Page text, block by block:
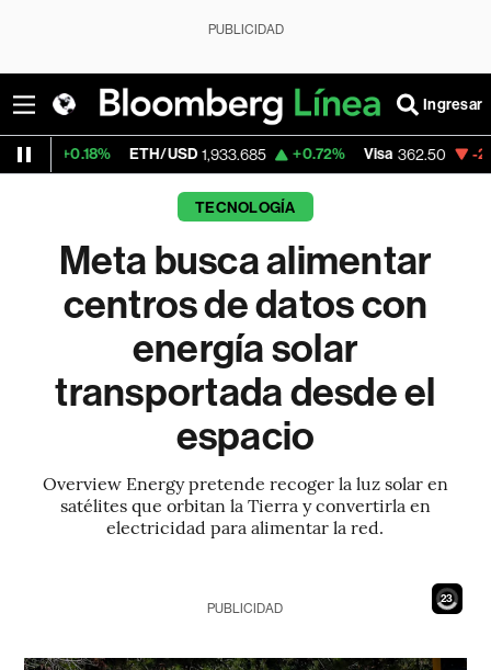
PUBLICIDAD
Ingresar
ETH/USD 1,933.685 +0.72% Visa 362.50 -2.15%
TECNOLOGÍA
Meta busca alimentar
centros de datos con
energía solar
transportada desde el
espacio
Overview Energy pretende recoger la luz solar en
satélites que orbitan la Tierra y convertirla en
electricidad para alimentar la red.
22
PUBLICIDAD